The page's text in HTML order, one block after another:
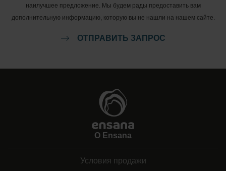
наилучшее предложение. Мы будем рады предоставить вам
дополнительную информацию, которую вы не нашли на нашем сайте.
ОТПРАВИТЬ ЗАПРОС
О Ensana
Условия продажи